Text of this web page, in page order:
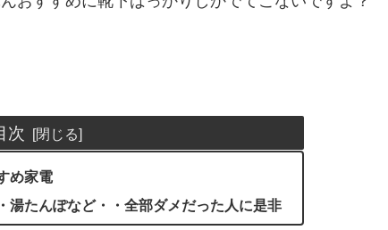
次
め家電
たんぽなど・・全部ダメだった人に是非